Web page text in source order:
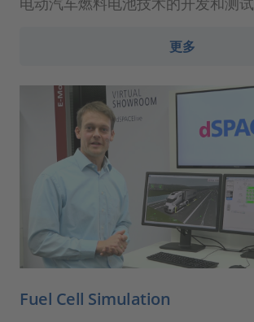
更多
Fuel Cell Simulation